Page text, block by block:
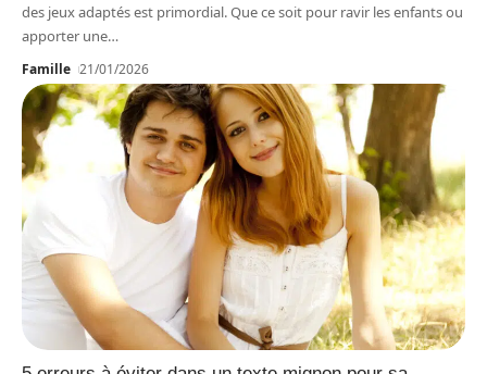
des jeux adaptés est primordial. Que ce soit pour ravir les enfants ou
apporter une…
Famille 21/01/2026